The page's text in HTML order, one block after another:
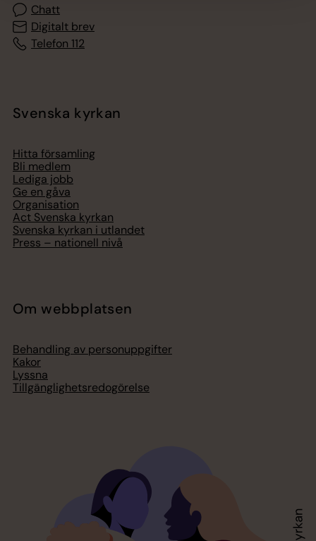
Chatt
Digitalt brev
Telefon 112
Svenska kyrkan
Hitta församling
Bli medlem
Lediga jobb
Ge en gåva
Organisation
Act Svenska kyrkan
Svenska kyrkan i utlandet
Press – nationell nivå
Om webbplatsen
Behandling av personuppgifter
Kakor
Lyssna
Tillgänglighetsredogörelse